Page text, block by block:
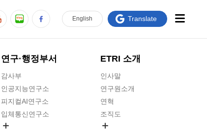
연구·행정부서
감사부
인공지능연구소
피지컬AI연구소
입체통신연구소
ETRI 소개
인사말
연구원소개
연혁
조직도
English Translate